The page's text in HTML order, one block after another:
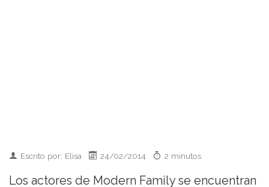
Escrito por: Elisa 24/02/2014 2 minutos
Los actores de Modern Family se encuentran